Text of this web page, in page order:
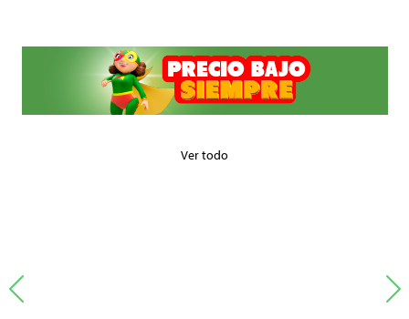
Ver todo